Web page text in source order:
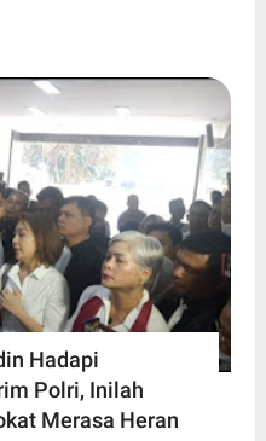
Hadapi
Polri, Inilah
Merasa Heran